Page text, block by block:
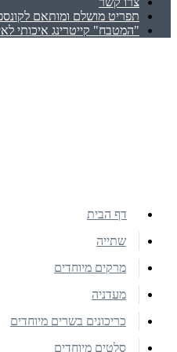
תפריט מושלם ומותאם
"המטבח" קייטרינג איכותי
דף הבית
שתייה
מרקים מיוחדים
מעדניה
כריכונים בשרים מיוחדים
סלטים מיוחדים